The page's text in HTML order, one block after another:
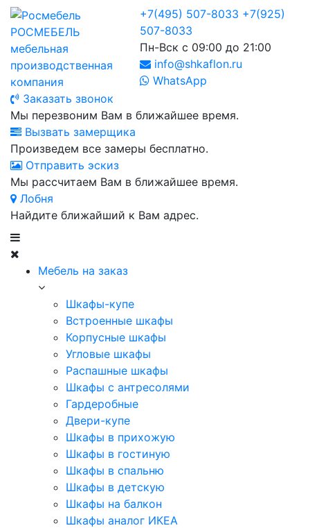
РОСМЕБЕЛЬ
мебельная
производственная
компания
+7(495) 507-8033 +7(925)
507-8033
Пн-Вск с 09:00 до 21:00
info@shkaflon.ru
WhatsApp
Заказать звонок
Мы перезвоним Вам в ближайшее время.
Вызвать замерщика
Произведем все замеры бесплатно.
Отправить эскиз
Мы рассчитаем Вам в ближайшее время.
Лобня
Найдите ближайший к Вам адрес.
Мебель на заказ
Шкафы-купе
Встроенные шкафы
Корпусные шкафы
Угловые шкафы
Распашные шкафы
Шкафы с антресолями
Гардеробные
Двери-купе
Шкафы в прихожую
Шкафы в гостиную
Шкафы в спальню
Шкафы в детскую
Шкафы на балкон
Шкафы аналог ИКЕА